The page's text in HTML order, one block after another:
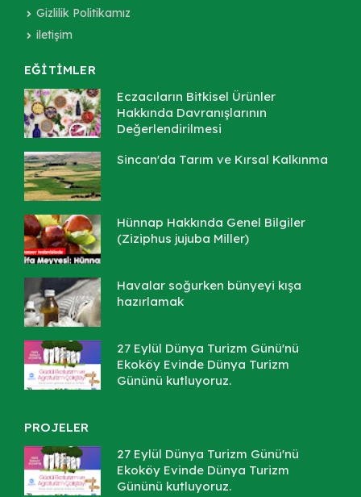
Gizlilik Politikamız
iletişim
EĞİTİMLER
Eczacıların Bitkisel Ürünler
Hakkında Davranışlarının
Değerlendirilmesi
Sincan'da Tarım ve Kırsal Kalkınma
Hünnap Hakkında Genel Bilgiler
(Ziziphus jujuba Miller)
Havalar soğurken bünyeyi kışa
hazırlamak
27 Eylül Dünya Turizm Günü'nü
Ekoköy Evinde Dünya Turizm
Gününü kutluyoruz.
PROJELER
27 Eylül Dünya Turizm Günü'nü
Ekoköy Evinde Dünya Turizm
Gününü kutluyoruz.